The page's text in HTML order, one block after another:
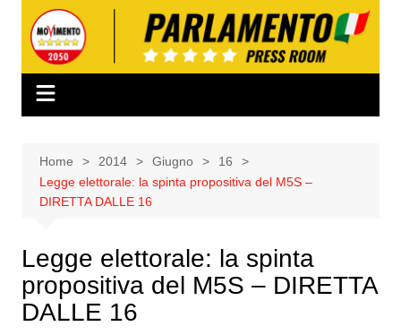
contenuto
Home 2014 Giugno
16
Legge elettorale: la spinta propositiva del M5S –
DIRETTA DALLE 16
Legge elettorale: la spinta
propositiva del M5S – DIRETTA
DALLE 16